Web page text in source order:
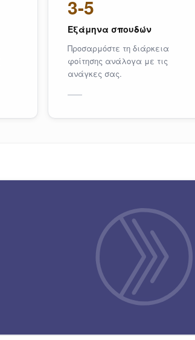
3-5
Εξάμηνα σπουδών
Προσαρμόστε τη διάρκεια
φοίτησης ανάλογα με τις
ανάγκες σας.